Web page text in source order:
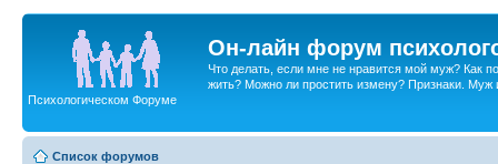
Он-лайн форум
Что делать, если мне не нравится мой муж? Как
жить? Можно ли простить измену? Признаки. Муж
Психологическом Форуме
Список форумов